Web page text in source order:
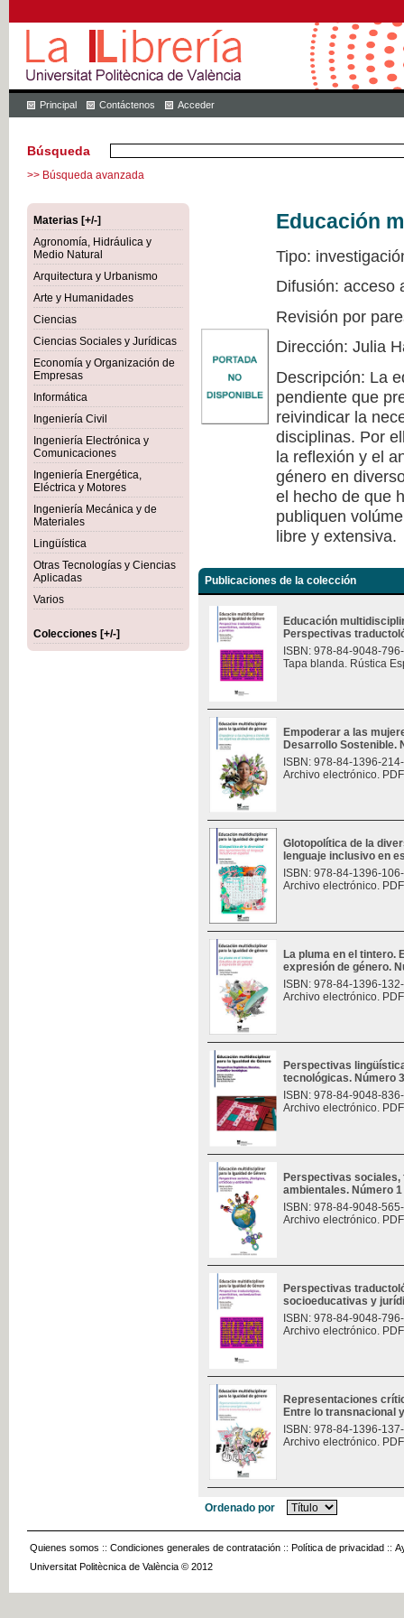
Principal Contáctenos Acceder
Búsqueda
>> Búsqueda avanzada
Materias [+/-]
Agronomía, Hidráulica y
Medio Natural
Arquitectura y Urbanismo
Arte y Humanidades
Ciencias
Ciencias Sociales y Jurídicas
Economía y Organización de
Empresas
Informática
Ingeniería Civil
Ingeniería Electrónica y
Comunicaciones
Ingeniería Energética,
Eléctrica y Motores
Ingeniería Mecánica y de
Materiales
Lingüística
Otras Tecnologías y Ciencias
Aplicadas
Varios
Colecciones [+/-]
Educación
Tipo:
Difusión: acceso
Revisión por
Dirección: Julia
Descripción: La
pendiente que
reivindicar la
disciplinas. Por
la reflexión y el
género en
el hecho de que
publiquen
libre y extensiva.
Publicaciones de la colección
Educación
Perspectivas
ISBN: 978-84-9048-
Tapa blanda. Rústica
Empoderar a las
Desarrollo Sostenible.
ISBN: 978-84-1396-
Archivo electrónico.
Glotopolítica de la
lenguaje inclusivo en
ISBN: 978-84-1396-
Archivo electrónico.
La pluma en el tintero.
expresión de género.
ISBN: 978-84-1396-
Archivo electrónico.
Perspectivas
tecnológicas. Número 3
ISBN: 978-84-9048-
Archivo electrónico.
Perspectivas
ambientales. Número 1
ISBN: 978-84-9048-
Archivo electrónico.
Perspectivas
socioeducativas y
ISBN: 978-84-9048-
Archivo electrónico.
Representaciones
Entre lo transnacional
ISBN: 978-84-1396-
Archivo electrónico.
Ordenado por
Quienes somos :: Condiciones generales de contratación :: Política de privacidad ::
Universitat Politècnica de València © 2012